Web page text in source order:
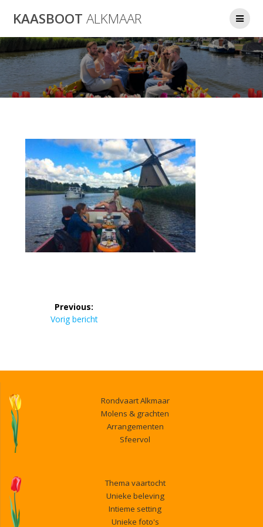
naar
inhoud
KAASBOOT ALKMAAR
Bericht
navigatie
Previous:
Previous
Vorig bericht
Rondvaart Alkmaar
Molens & grachten
Arrangementen
Sfeervol
Thema vaartocht
Unieke beleving
Intieme setting
Unieke foto's